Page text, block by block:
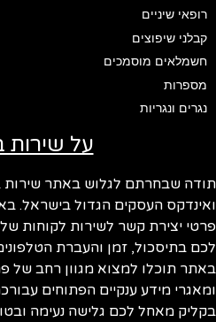
רופאי שיניים
קבלני שיפוצים
חשמלאים מוסמכים
מספרות
נגרים ונגריות
על שירות
שבחרתם לגלוש באתר שירות
העסקים הגדול בישראל.
יצירת קשר לשירות לקוחות של
בתיסכול, זמן והעברת
תוכלו למצוא מגוון רחב של
מידע ענקיים הפתוחים
מאחל לכם גלישה נעימה